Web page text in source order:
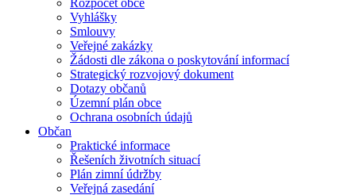
Rozpočet obce
Vyhlášky
Smlouvy
Veřejné zakázky
Žádosti dle zákona o poskytování informací
Strategický rozvojový dokument
Dotazy občanů
Územní plán obce
Ochrana osobních údajů
Občan
Praktické informace
Řešeních životních situací
Plán zimní údržby
Veřejná zasedání